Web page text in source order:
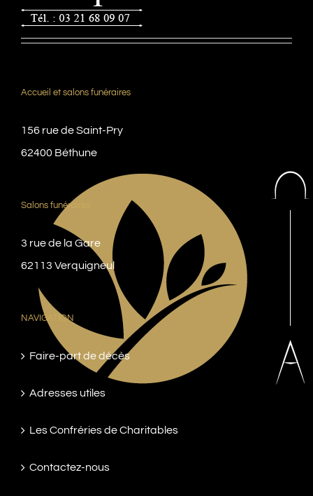
Accueil et salons funéraires
156 rue de Saint-Pry
62400 Béthune
Salons funéraires
3 rue de la Gare
62113 Verquigneul
NAVIGATION
Faire-part de décès
Adresses utiles
Les Confréries de Charitables
Contactez-nous